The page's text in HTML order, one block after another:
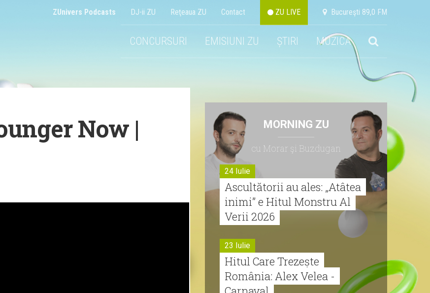
ZUnivers Podcasts DJ-ii ZU Reţeaua ZU Contact ZU LIVE Bucureşti 89,0 FM
CONCURSURI EMISIUNI ZU ȘTIRI MUZICA
Now |
MORNING ZU
cu Morar şi Buzdugan
24 Iulie
Ascultătorii au ales: „Atâtea
inimi” e Hitul Monstru Al
Verii 2026
23 Iulie
Hitul Care Trezește
România: Alex Velea -